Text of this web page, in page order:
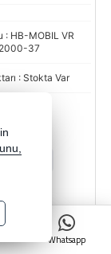
Whatsapp
: HB-MOBIL VR
37
: Stokta Var
TL
Ekle